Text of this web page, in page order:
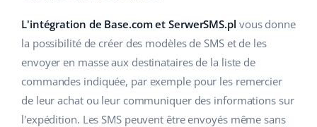
Calculateur de gains
Collaborations et partenaires
Contact
español (MX)
Français
Italiano
L'intégration de Base.com et SerwerSMS.pl vous donne
la possibilité de créer des modèles de SMS et de les
envoyer en masse aux destinataires de la liste de
commandes indiquée, par exemple pour les remercier
de leur achat ou leur communiquer des informations sur
l'expédition. Les SMS peuvent être envoyés même sans